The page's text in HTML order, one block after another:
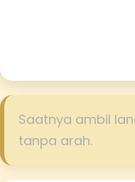
Saatnya ambil
tanpa arah.